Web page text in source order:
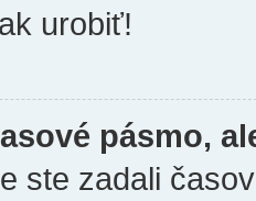
urobiť!
pásmo,
ste zadali